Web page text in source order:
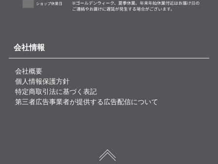
会社情報
会社概要
個人情報保護方針
特定商取引法に基づく表記
第三者広告事業者が提供する広告配信について